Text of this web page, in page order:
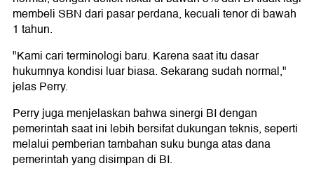
membeli SBN dari pasar perdana, kecuali tenor di bawah
1 tahun.
"Kami cari terminologi baru. Karena saat itu dasar
hukumnya kondisi luar biasa. Sekarang sudah normal,"
jelas Perry.
Perry juga menjelaskan bahwa sinergi BI dengan
pemerintah saat ini lebih bersifat dukungan teknis, seperti
melalui pemberian tambahan suku bunga atas dana
pemerintah yang disimpan di BI.